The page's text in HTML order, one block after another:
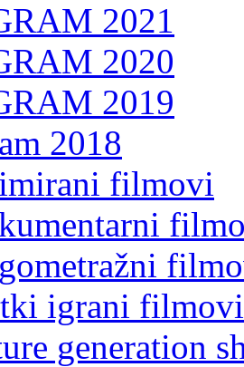
2021
2020
2019
2018
filmovi
igrani filmovi
generation